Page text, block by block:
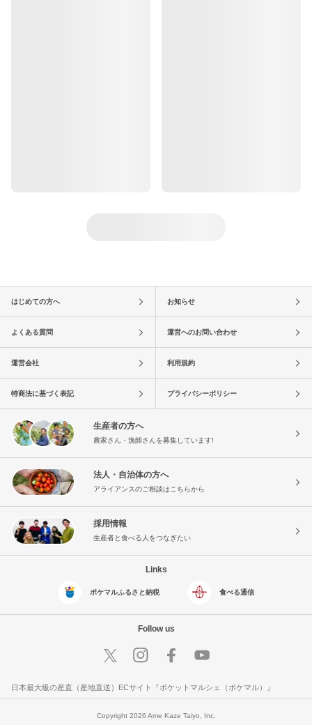
はじめての方へ お知らせ
よくある質問 運営へのお問い合わせ
運営会社 利用規約
特商法に基づく表記 プライバシーポリシー
生産者の方へ
農家さん・漁師さんを募集しています!
法人・自治体の方へ
アライアンスのご相談はこちらから
採用情報
生産者と食べる人をつなぎたい
Links
ポケマルふるさと納税 食べる通信
Follow us
日本最大級の産直（産地直送）ECサイト『ポケットマルシェ（ポケマル）』
Copyright 2026 Ame Kaze Taiyo, Inc.